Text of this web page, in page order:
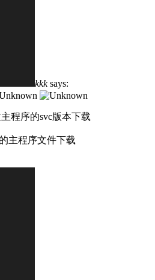
kkk says:
程序的svc版本下载
主程序文件下载